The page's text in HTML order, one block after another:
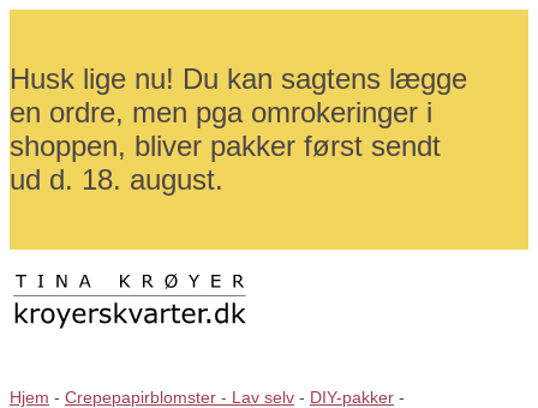
Husk lige nu! Du kan sagtens lægge
en ordre, men pga omrokeringer i
shoppen, bliver pakker først sendt
ud d. 18. august.
Hjem - Crepepapirblomster - Lav selv - DIY-pakker -